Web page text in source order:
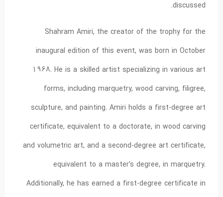
discussed.
Shahram Amiri, the creator of the trophy for the
inaugural edition of this event, was born in October
1968. He is a skilled artist specializing in various art
forms, including marquetry, wood carving, filigree,
sculpture, and painting. Amiri holds a first-degree art
certificate, equivalent to a doctorate, in wood carving
and volumetric art, and a second-degree art certificate,
equivalent to a master’s degree, in marquetry.
Additionally, he has earned a first-degree certificate in